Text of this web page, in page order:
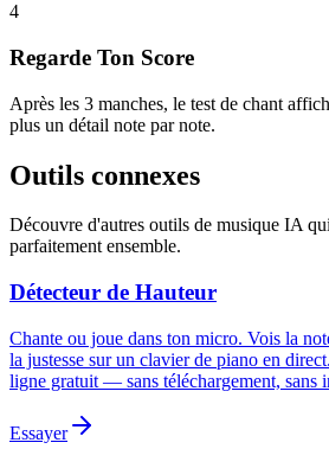
4
Regarde Ton Score
Après les 3 manches, le test de chant
plus un détail note par note.
Outils connexes
Découvre d'autres outils de musique IA
parfaitement ensemble.
Détecteur de Hauteur
Chante ou joue dans ton micro. Vois la
la justesse sur un clavier de piano en
ligne gratuit — sans téléchargement, sans
Essayer